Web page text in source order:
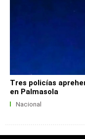
Tres policías
en Palmasola
Nacional